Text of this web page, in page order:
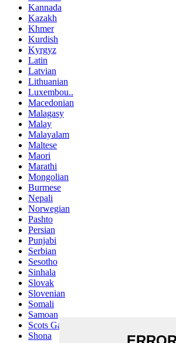
Kannada
Kazakh
Khmer
Kurdish
Kyrgyz
Latin
Latvian
Lithuanian
Luxembou..
Macedonian
Malagasy
Malay
Malayalam
Maltese
Maori
Marathi
Mongolian
Burmese
Nepali
Norwegian
Pashto
Persian
Punjabi
Serbian
Sesotho
Sinhala
Slovak
Slovenian
Somali
Samoan
Scots Gaelic
Shona